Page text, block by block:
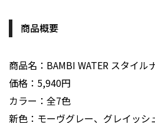
商品概要
商品名：BAMBI WATER スタイル
価格：5,940円
カラー：全7色
新色：モーヴグレー、グレイッシ